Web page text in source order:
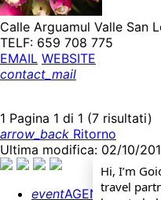
Hi, I’m
travel
Calle Arguamul Valle San
TELF: 659 708 775
EMAIL WEBSITE
contact_mail
1 Pagina 1 di 1 (7 risultati)
arrow_back Ritorno
Ultima modifica: 02/10/
eventAGENDA